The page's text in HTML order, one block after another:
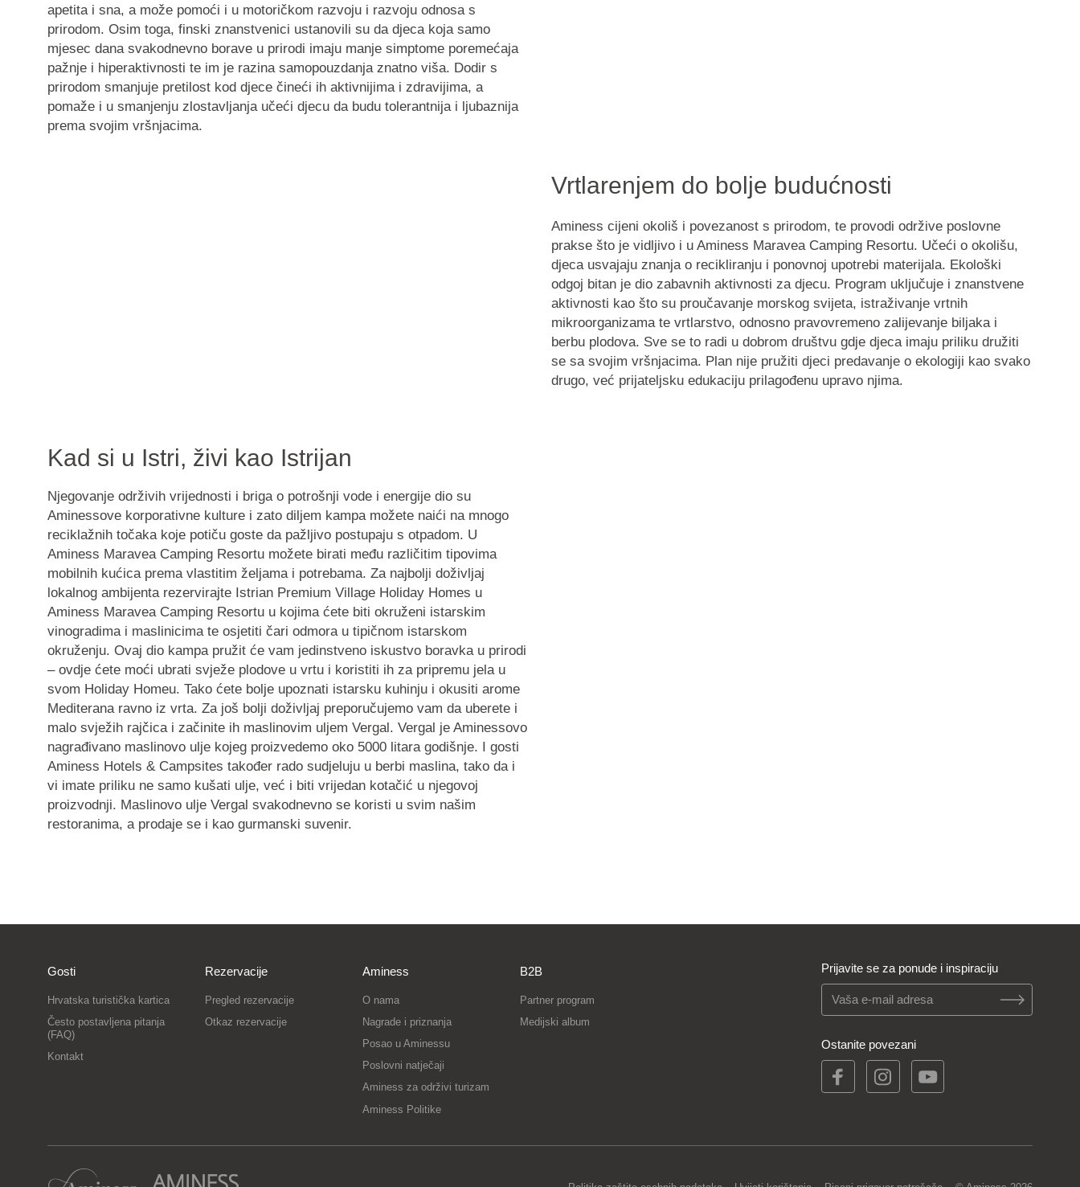
apetitai sna, a može pomoći i u motoričkom razvojui razvoju odnosa s
prirodom. Osim toga, finski znanstvenici ustanovili su da djeca koja samo
mjesec dana svakodnevno borave u prirodi imaju manje simptome poremećaja
pažnjei hiperaktivnosti te im je razina samopouzdanjaznatno viša. Dodir s
prirodom smanjuje pretilost kod djece čineći ih aktivnijima i zdravijima, a
pomaže i u smanjenju zlostavljanja učeći djecu da budu tolerantnija i ljubaznija
prema svojim vršnjacima.
Vrtlarenjem do bolje budućnosti
Aminess cijeni okoliš i povezanost s prirodom, te provodi održive poslovne
prakse što je vidljivo i u Aminess Maravea Camping Resortu. Učeći o okolišu,
djeca usvajaju znanja o recikliranjui ponovnoj upotrebi materijala. Ekološki
odgoj bitan je dio zabavnih aktivnosti za djecu. Program uključuje i znanstvene
aktivnosti kao što su proučavanje morskog svijeta, istraživanje vrtnih
mikroorganizama te vrtlarstvo, odnosno pravovremeno zalijevanje biljaka i
berbu plodova. Sve se to radi u dobrom društvu gdje djeca imaju priliku družiti
se sa svojim vršnjacima. Plan nije pružiti djeci predavanje o ekologiji kao svako
drugo, već prijateljsku edukaciju prilagođenu upravo njima.
Kad si u Istri, živi kao Istrijan
Njegovanje održivih vrijednosti i briga o potrošnji vode i energije dio su
Aminessove korporativne kulture i zato diljem kampa možete naići na mnogo
reciklažnih točaka koje potiču goste da pažljivo postupaju s otpadom. U
Aminess Maravea Camping Resortu možete birati među različitim tipovima
mobilnih kućica prema vlastitim željama i potrebama. Za najbolji doživljaj
lokalnog ambijenta rezervirajte Istrian Premium Village Holiday Homes u
Aminess Maravea Camping Resortu u kojima ćete biti okruženi istarskim
vinogradima i maslinicima te osjetiti čari odmora u tipičnom istarskom
okruženju. Ovaj dio kampa pružit će vam jedinstveno iskustvo boravka u prirodi
– ovdje ćete moći ubrati svježe plodove u vrtu i koristiti ih za pripremu jela u
svom Holiday Homeu. Tako ćete bolje upoznati istarsku kuhinju i okusiti arome
Mediterana ravno iz vrta. Za još bolji doživljaj preporučujemo vam da uberete i
malo svježih rajčica i začinite ih maslinovim uljem Vergal. Vergal je Aminessovo
nagrađivano maslinovo ulje kojeg proizvedemo oko 5000 litara godišnje. I gosti
Aminess Hotels & Campsites također rado sudjeluju u berbi maslina, tako da i
vi imate priliku ne samo kušati ulje, već i biti vrijedan kotačić u njegovoj
proizvodnji. Maslinovo ulje Vergal svakodnevno se koristi u svim našim
restoranima, a prodaje se i kao gurmanski suvenir.
Gosti
Hrvatska turistička kartica
Često postavljena pitanja
(FAQ)
Kontakt
Rezervacije
Pregled rezervacije
Otkaz rezervacije
Aminess
O nama
Nagrade i priznanja
Posao u Aminessu
Poslovni natječaji
Aminess za održivi turizam
Aminess Politike
B2B
Partner program
Medijski album
Prijavite se za ponude i inspiraciju
Ostanite povezani